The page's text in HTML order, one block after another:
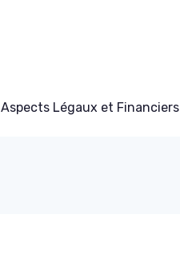
Aspects Légaux et Financiers